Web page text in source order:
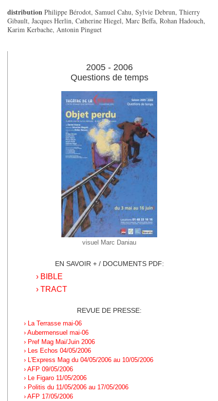
distribution Philippe Bérodot, Samuel Cahu, Sylvie Debrun, Thierry
Gibault, Jacques Herlin, Catherine Hiegel, Marc Beffa, Rohan Hadouch,
Karim Kerbache, Antonin Pinguet
2005 - 2006
Questions de temps
visuel Marc Daniau
EN SAVOIR + / DOCUMENTS PDF:
› BIBLE
› TRACT
REVUE DE PRESSE:
› La Terrasse mai-06
› Aubermensuel mai-06
› Pref Mag Mai/Juin 2006
› Les Echos 04/05/2006
› L'Express Mag du 04/05/2006 au 10/05/2006
› AFP 09/05/2006
› Le Figaro 11/05/2006
› Politis du 11/05/2006 au 17/05/2006
› AFP 17/05/2006